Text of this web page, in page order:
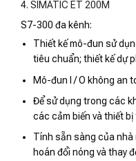
4. SIMATIC ET 200M
S7-300 đa kênh:
Thiết kế mô-đun sử
tiêu chuẩn; thiết kế dự
Mô-đun I / O không an
Để sử dụng trong các
các cảm biến và thiết bị
Tính sẵn sàng của nhà
hoán đổi nóng và thay